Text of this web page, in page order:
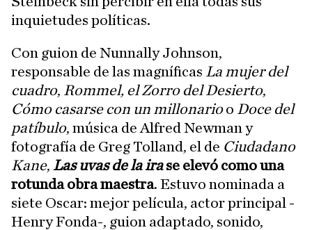
inquietudes políticas.
Con guion de Nunnally Johnson,
responsable de las magníficas La mujer del
cuadro, Rommel, el Zorro del Desierto,
Cómo casarse con un millonarioo Doce del
patíbulo, música de Alfred Newman y
fotografía de Greg Tolland, el de Ciudadano
Kane, Las uvas de la irase elevó como una
rotunda obra maestra. Estuvo nominada a
siete Oscar: mejor película, actor principal -
Henry Fonda-, guion adaptado, sonido,